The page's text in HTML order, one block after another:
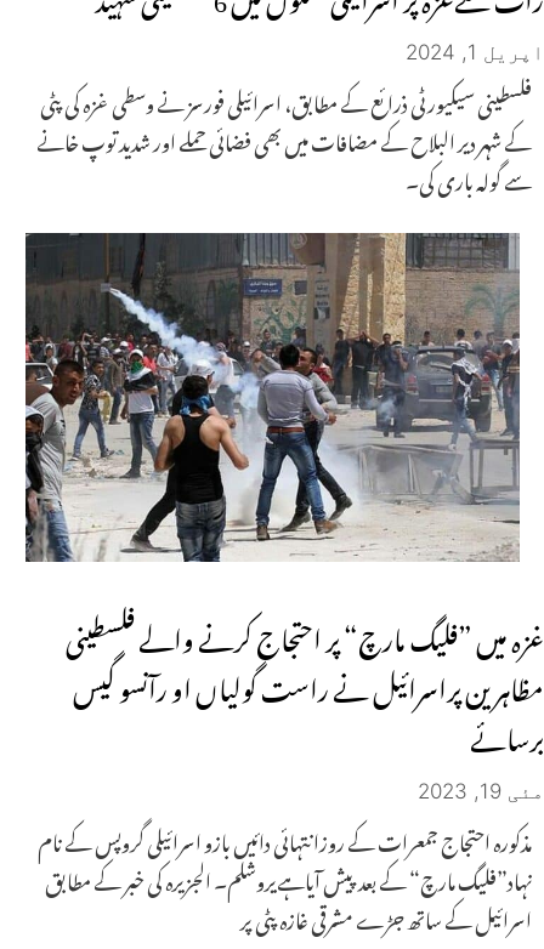
اپریل 1, 2024
فلسطینی سیکیورٹی ذرائع کے مطابق، اسرائیلی فورسز نے وسطی غزہ کی پٹی
کے شہر دیر البلاح کے مضافات میں بھی فضائی حملے اور شدید توپ خانے
سے گولہ باری کی۔
غزہ میں ”فلیگ مارچ“ پر احتجاج کرنے والے فلسطینی
مظاہرین پراسرائیل نے راست گولیاں او رآنسو گیس
برسائے
مئی 19, 2023
مذکورہ احتجاج جمعرات کے روزانتہائی دائیں بازو اسرائیلی گروپس کے نام
نہاد”فلیگ مارچ“ کے بعد پیش آیاہےیروشلم۔ الجزیرہ کی خبر کے مطابق
اسرائیل کے ساتھ جڑے مشرقی غازہ پٹی پر